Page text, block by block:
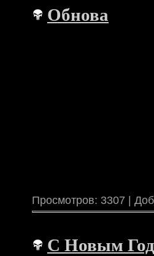
Обнова
Просмотров: 3307 |
С Новым